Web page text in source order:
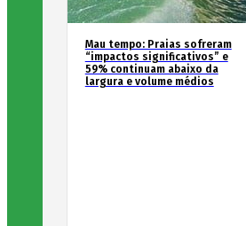
Mau tempo: Praias sofreram
“impactos significativos” e
59% continuam abaixo da
largura e volume médios